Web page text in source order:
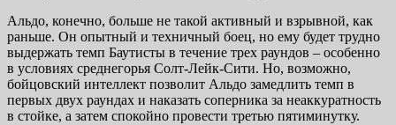
Альдо, конечно, больше не такой активный и взрывной, как
раньше. Он опытный и техничный боец, но ему будет трудно
выдержать темп Баутисты в течение трех раундов – особенно
в условиях среднегорья Солт-Лейк-Сити. Но, возможно,
бойцовский интеллект позволит Альдо замедлить темп в
первых двух раундах и наказать соперника за неаккуратность
в стойке, а затем спокойно провести третью пятиминутку.